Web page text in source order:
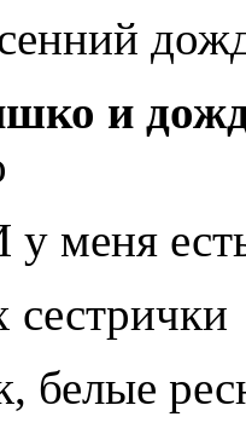
и
у меня
сестрички
белые